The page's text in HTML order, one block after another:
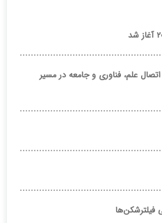
علم، فناوری و جامعه در مسیر
فیلترشکن‌ها